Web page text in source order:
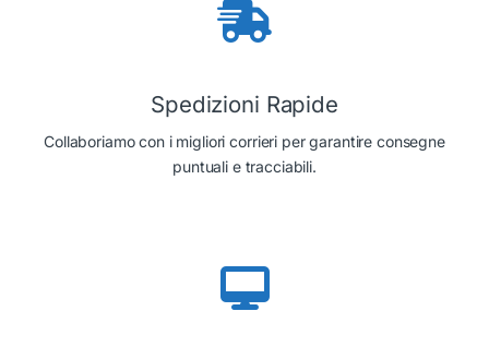
Spedizioni Rapide
Collaboriamo con i migliori corrieri per garantire consegne
puntuali e tracciabili.